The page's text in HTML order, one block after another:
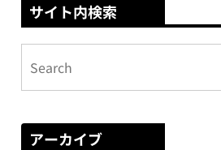
サイト内検索
アーカイブ